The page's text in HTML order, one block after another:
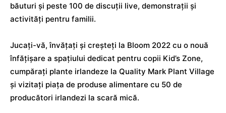
băuturi și peste 100 de discuții live, demonstrații și
activități pentru familii.
Jucați-vă, învățați și creșteți la Bloom 2022 cu o nouă
înfățișare a spațiului dedicat pentru copii Kid’s Zone,
cumpărați plante irlandeze la Quality Mark Plant Village
și vizitați piața de produse alimentare cu 50 de
producători irlandezi la scară mică.